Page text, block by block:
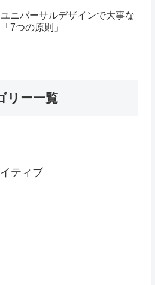
ユニバーサルデザインで大事な
「7つの原則」
リー一覧
ティブ